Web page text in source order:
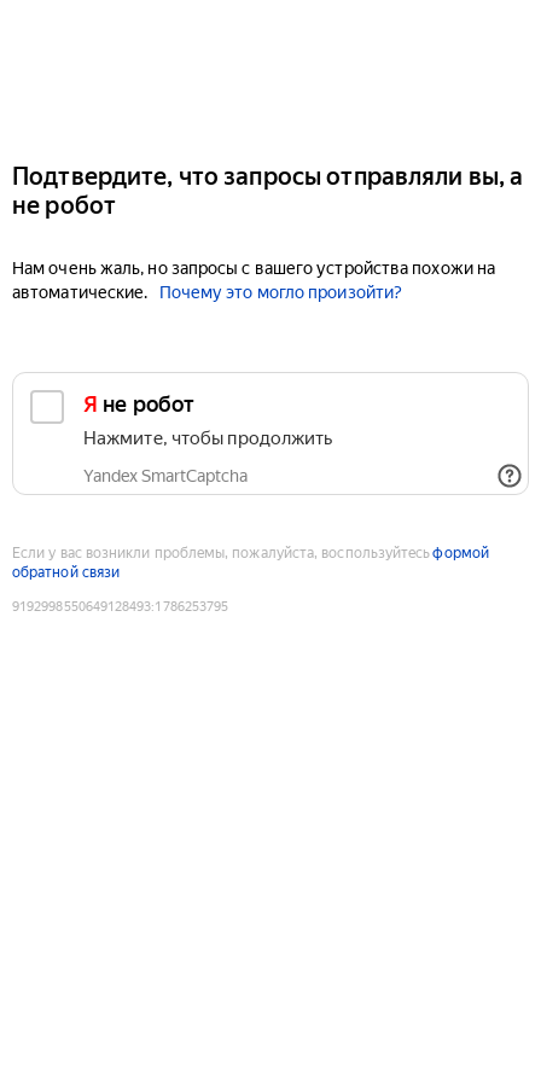
Подтвердите, что запросы отправляли вы, а
не робот
Нам очень жаль, но запросы с вашего устройства похожи на
автоматические.
Почему это могло произойти?
Я не робот
Нажмите, чтобы продолжить
Yandex SmartCaptcha
Если у вас возникли проблемы, пожалуйста, воспользуйтесьформой
обратной связи
9192998550649128493:1786253795